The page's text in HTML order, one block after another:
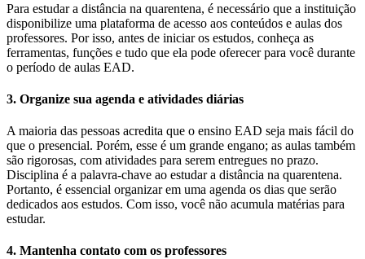
Para estudar a distância na quarentena, é necessário que a instituição
disponibilize uma plataforma de acesso aos conteúdos e aulas dos
professores. Por isso, antes de iniciar os estudos, conheça as
ferramentas, funções e tudo que ela pode oferecer para você durante
o período de aulas EAD.
3. Organize sua agenda e atividades diárias
A maioria das pessoas acredita que o ensino EAD seja mais fácil do
que o presencial. Porém, esse é um grande engano; as aulas também
são rigorosas, com atividades para serem entregues no prazo.
Disciplina é a palavra-chave ao estudar a distância na quarentena.
Portanto, é essencial organizar em uma agenda os dias que serão
dedicados aos estudos. Com isso, você não acumula matérias para
estudar.
4. Mantenha contato com os professores